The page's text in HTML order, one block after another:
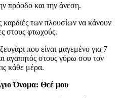
πρόοδο και την άνεση.
καρδιές των πλουσίων να κάνουν
στους φτωχούς.
που είναι μαγεμένο για 7
αγαπητός στους γύρω σου τον
κάθε μέρα.
Όνομα: Θεέ μου